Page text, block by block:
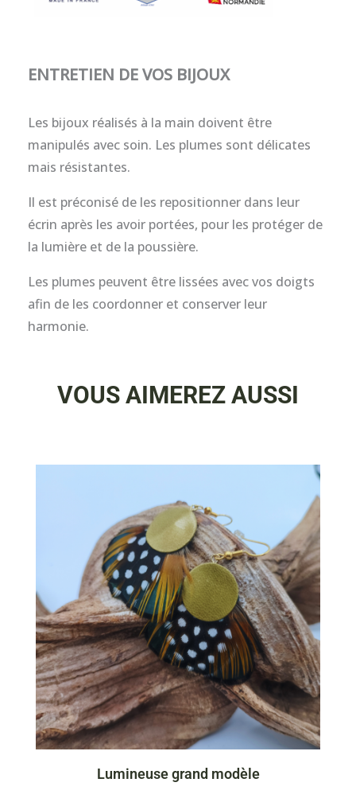
ENTRETIEN DE VOS BIJOUX
Les bijoux réalisés à la main doivent être
manipulés avec soin. Les plumes sont délicates
mais résistantes.
Il est préconisé de les repositionner dans leur
écrin après les avoir portées, pour les protéger de
la lumière et de la poussière.
Les plumes peuvent être lissées avec vos doigts
afin de les coordonner et conserver leur
harmonie.
VOUS AIMEREZ AUSSI
Lumineuse grand modèle